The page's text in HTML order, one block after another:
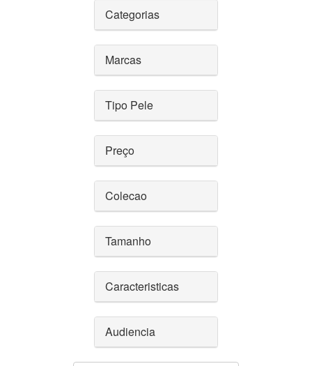
Categorias
Marcas
Tipo Pele
Preço
Colecao
Tamanho
Caracteristicas
Audiencia